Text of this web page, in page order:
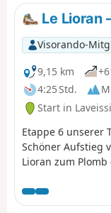
bringt Hitze mit
Le Lioran
Visorando-
9,15 km
4:25 Std.
Start in
Etappe 6 unserer
Schöner Aufstieg
Lioran zum Plomb
Aufstieg zum Puy
den Aiguillon;